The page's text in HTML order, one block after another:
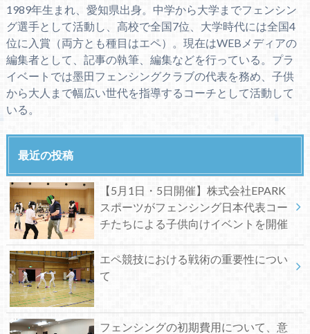
1989年生まれ、愛知県出身。中学から大学までフェンシン
グ選手として活動し、高校で全国7位、大学時代には全国4
位に入賞（両方とも種目はエペ）。現在はWEBメディアの
編集者として、記事の執筆、編集などを行っている。プラ
イベートでは墨田フェンシングクラブの代表を務め、子供
から大人まで幅広い世代を指導するコーチとして活動して
いる。
最近の投稿
【5月1日・5日開催】株式会社EPARK
スポーツがフェンシング日本代表コー
チたちによる子供向けイベントを開催
エペ競技における戦術の重要性につい
て
フェンシングの初期費用について、意